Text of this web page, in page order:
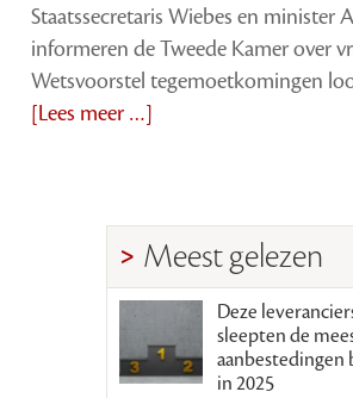
Staatssecretaris Wiebes en minister
informeren de Tweede Kamer over
Wetsvoorstel tegemoetkomingen
[Lees meer …]
Meest gelezen
Deze
sleepten de
aanbestedingen
in 2025